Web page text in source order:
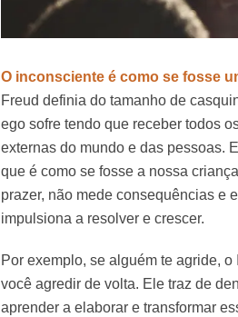
O inconsciente é como se fosse
Freud definia do tamanho de
ego sofre tendo que receber todos
externas do mundo e das pessoas.
que é como se fosse a nossa
prazer, não mede consequências e
impulsiona a resolver e crescer.
Por exemplo, se alguém te agride,
você agredir de volta. Ele traz de
aprender a elaborar e transformar